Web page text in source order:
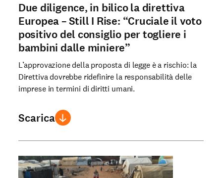
Due diligence, in bilico la direttiva
Europea – Still I Rise: “Cruciale il voto
positivo del consiglio per togliere i
bambini dalle miniere”
L’approvazione della proposta di legge è a rischio: la
Direttiva dovrebbe ridefinire la responsabilità delle
imprese in termini di diritti umani.
Scarica